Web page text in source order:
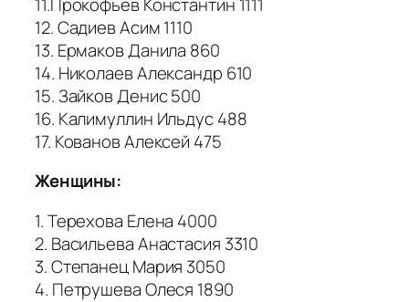
12. Садиев Асим 1110
13. Ермаков Данила 860
14. Николаев Александр 610
15. Зайков Денис 500
16. Калимуллин Ильдус 488
17. Кованов Алексей 475
Женщины:
1. Терехова Елена 4000
2. Васильева Анастасия 3310
3. Степанец Мария 3050
4. Петрушева Олеся 1890